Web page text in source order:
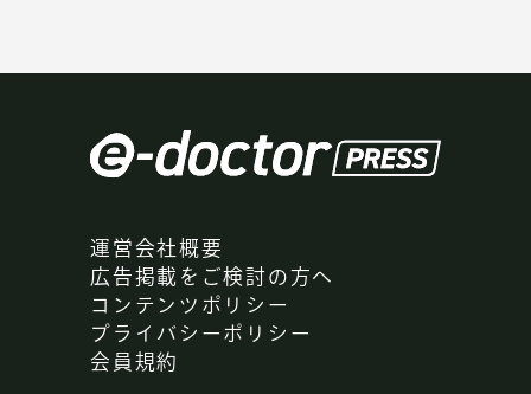
割減ったことを確認。運動や記憶をつか
さどる脳の領域の
萎縮
が抑えられ、運
動機能も正常なマウスに近い状態に保た
辻准教授は「将来、人に応用できれ
ば、脳症による赤ちゃんの死亡や後遺症
を減らすことが期待できる」としてい
る。
は８人、東京が７人などとなっている。
国内外から多くの人が集まるため、感染
拡大の恐れがあると指摘。訪日外国人と
接する機会が多い人や、流行している国
や地域へ渡航を予定している人は、ワク
運営会社概要
広告掲載をご検討の方へ
コンテンツポリシー
プライバシーポリシー
会員規約